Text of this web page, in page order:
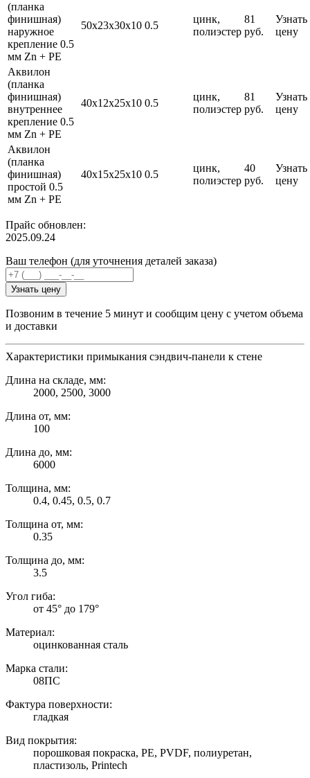
(планка
финишная)
наружное
крепление 0.5
мм Zn + PE
50х23х30х10 0.5
цинк,
полиэстер
81
руб.
Узнать
цену
Аквилон
(планка
финишная)
внутреннее
крепление 0.5
мм Zn + PE
40х12х25х10 0.5
цинк,
полиэстер
81
руб.
Узнать
цену
Аквилон
(планка
финишная)
простой 0.5
мм Zn + PE
40х15х25х10 0.5
цинк,
полиэстер
40
руб.
Узнать
цену
Прайс обновлен:
2025.09.24
Ваш телефон (для уточнения деталей заказа)
Узнать цену
Позвоним в течение 5 минут и сообщим цену с учетом объема
и доставки
Характеристики примыкания сэндвич-панели к стене
Длина на складе, мм:
2000, 2500, 3000
Длина от, мм:
100
Длина до, мм:
6000
Толщина, мм:
0.4, 0.45, 0.5, 0.7
Толщина от, мм:
0.35
Толщина до, мм:
3.5
Угол гиба:
от 45° до 179°
Материал:
оцинкованная сталь
Марка стали:
08ПС
Фактура поверхности:
гладкая
Вид покрытия:
порошковая покраска, PE, PVDF, полиуретан,
пластизоль, Printech